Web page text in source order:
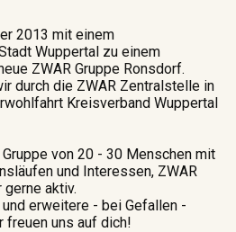
2013 mit einem
Wuppertal zu einem
ZWAR Gruppe Ronsdorf.
durch die ZWAR Zentralstelle in
Kreisverband Wuppertal
von 20 - 30 Menschen mit
und Interessen, ZWAR
gerne aktiv.
erweitere - bei Gefallen -
freuen uns auf dich!